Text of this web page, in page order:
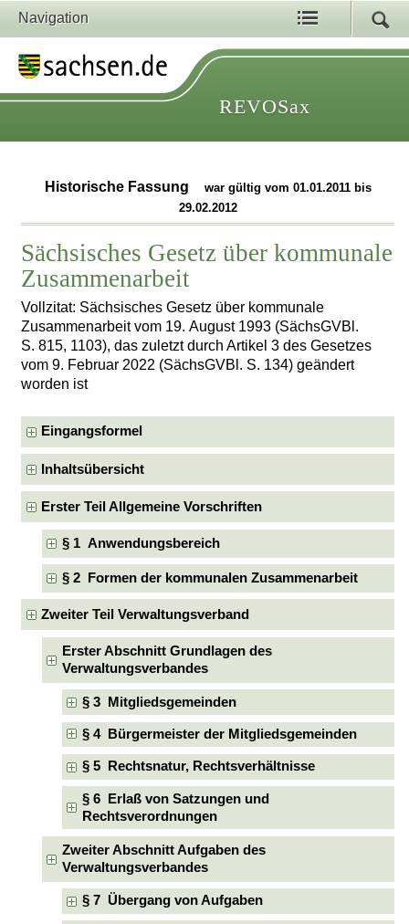
Navigation
REVOSax
Historische Fassung
war gültig vom 01.01.2011 bis
29.02.2012
Sächsisches Gesetz über kommunale
Zusammenarbeit
Vollzitat: Sächsisches Gesetz über kommunale
Zusammenarbeit vom 19. August 1993 (SächsGVBl.
S. 815, 1103), das zuletzt durch Artikel 3 des Gesetzes
vom 9. Februar 2022 (SächsGVBl. S. 134) geändert
worden ist
Eingangsformel
Inhaltsübersicht
Erster Teil Allgemeine Vorschriften
§ 1 Anwendungsbereich
§ 2 Formen der kommunalen Zusammenarbeit
Zweiter Teil Verwaltungsverband
Erster Abschnitt Grundlagen des
Verwaltungsverbandes
§ 3 Mitgliedsgemeinden
§ 4 Bürgermeister der Mitgliedsgemeinden
§ 5 Rechtsnatur, Rechtsverhältnisse
§ 6 Erlaß von Satzungen und
Rechtsverordnungen
Zweiter Abschnitt Aufgaben des
Verwaltungsverbandes
§ 7 Übergang von Aufgaben